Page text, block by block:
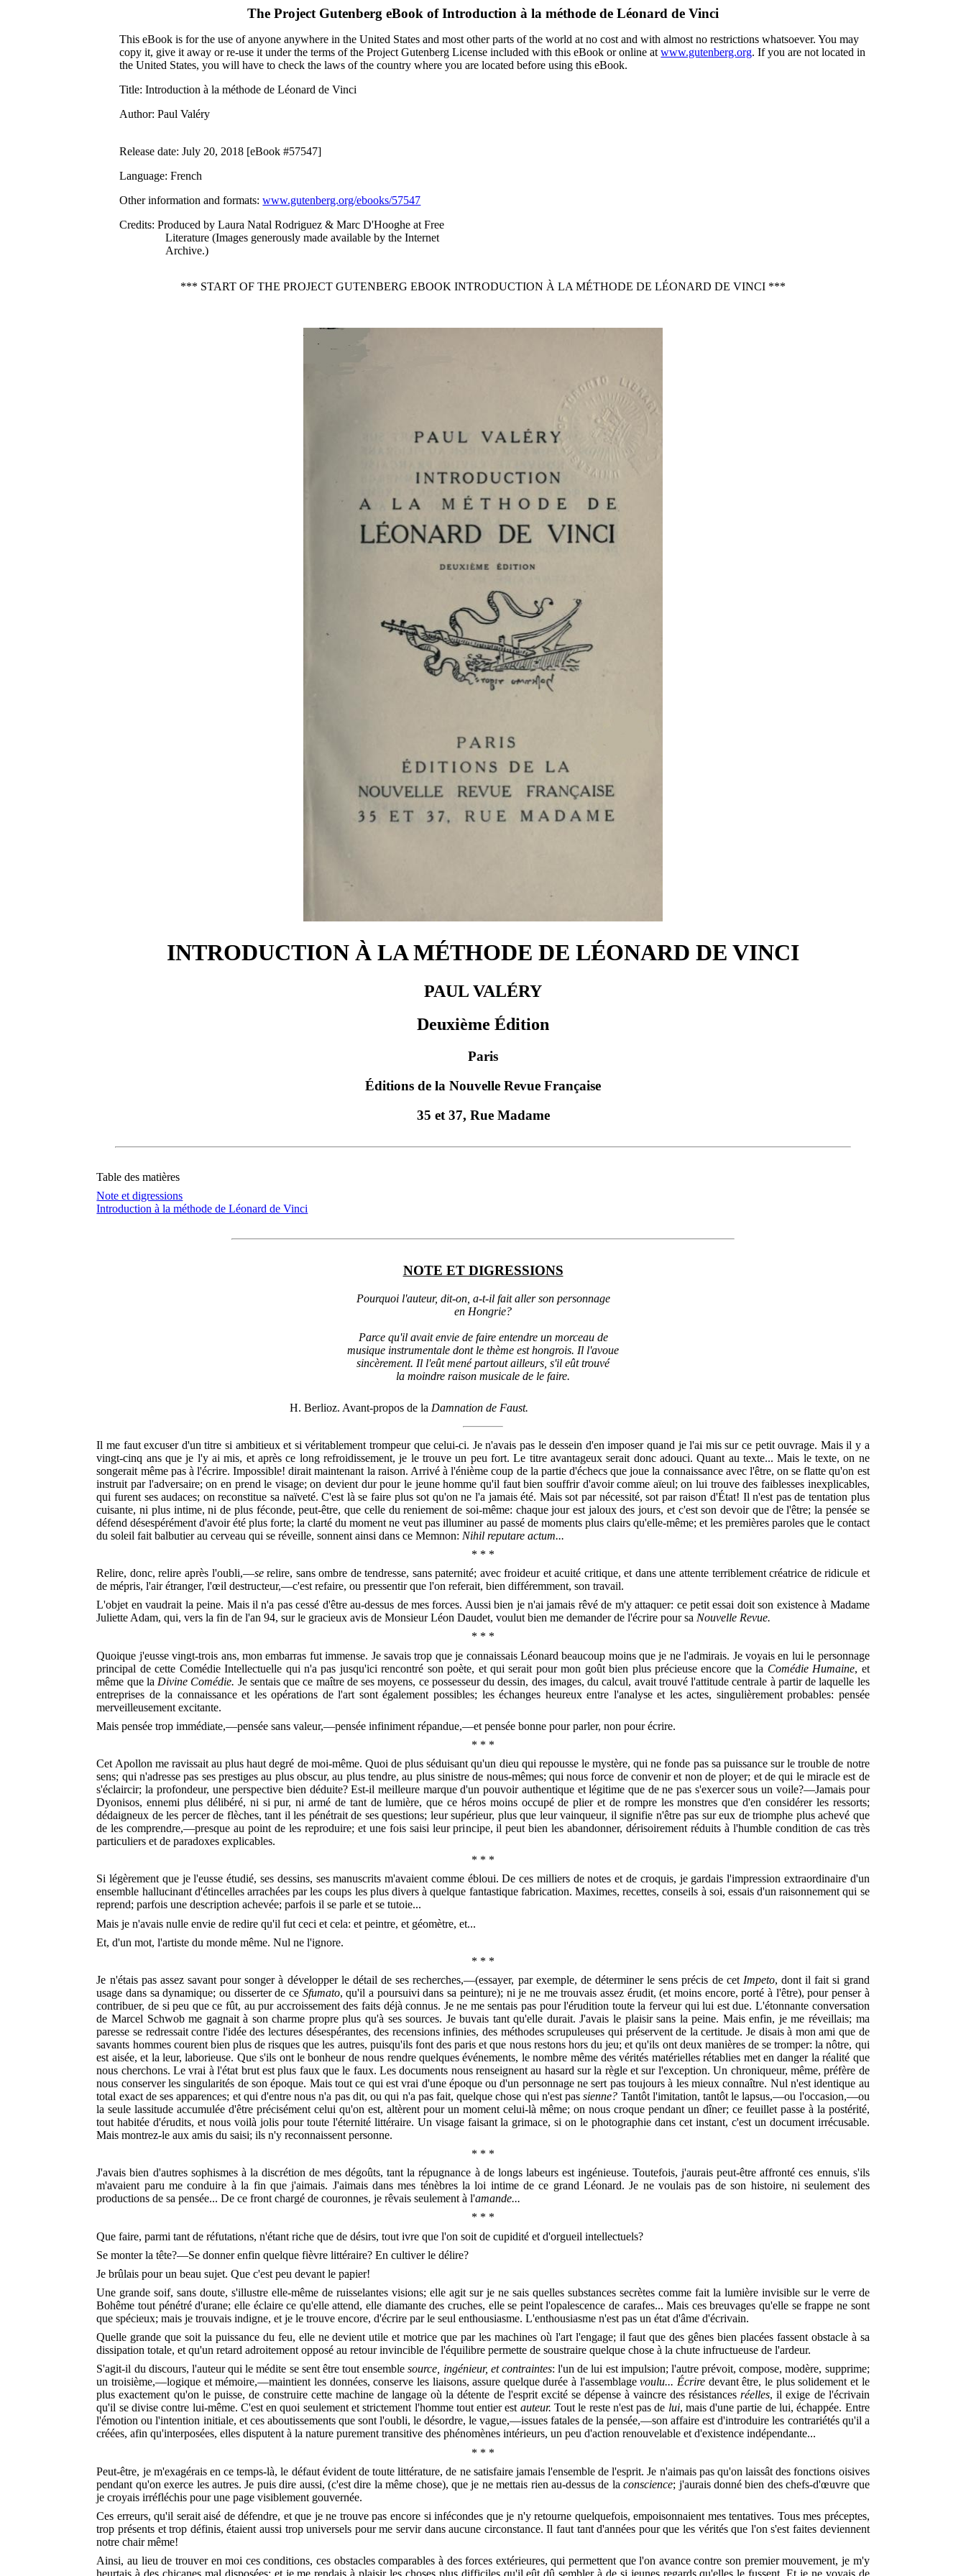
The Project Gutenberg eBook ofIntroduction à la méthode de Léonard de Vinci
This eBook is for the use of anyone anywhere in the United States and most other parts of the world at no cost and with almost no restrictions whatsoever. You may
copy it, give it away or re-use it under the terms of the Project Gutenberg License included with this eBook or online atwww.gutenberg.org. If you are not located in
the United States, you will have to check the laws of the country where you are located before using this eBook.
Title: Introduction à la méthode de Léonard de Vinci
Author: Paul Valéry
Release date: July 20, 2018 [eBook #57547]
Language: French
Other information and formats:www.gutenberg.org/ebooks/57547
Credits: Produced by Laura Natal Rodriguez & Marc D'Hooghe at Free
Literature (Images generously made available by the Internet
Archive.)
*** START OF THE PROJECT GUTENBERG EBOOK INTRODUCTION À LA MÉTHODE DE LÉONARD DE VINCI ***
INTRODUCTION À LA MÉTHODE DE LÉONARD DE VINCI
PAUL VALÉRY
Deuxième Édition
Paris
Éditions de la Nouvelle Revue Française
35 et 37, Rue Madame
Table des matières
Note et digressions
Introduction à la méthode de Léonard de Vinci
NOTE ET DIGRESSIONS
Pourquoi l'auteur, dit-on, a-t-il fait aller son personnage
en Hongrie?
Parce qu'il avait envie de faire entendre un morceau de
musique instrumentale dont le thème est hongrois. Il l'avoue
sincèrement. Il l'eût mené partout ailleurs, s'il eût trouvé
la moindre raison musicale de le faire.
H. Berlioz. Avant-propos de la Damnation de Faust.
Il me faut excuser d'un titre si ambitieux et si véritablement trompeur que celui-ci. Je n'avais pas le dessein d'en imposer quand je l'ai mis sur ce petit ouvrage. Mais il y a
vingt-cinq ans que je l'y ai mis, et après ce long refroidissement, je le trouve un peu fort. Le titre avantageux serait donc adouci. Quant au texte... Mais le texte, on ne
songerait même pas à l'écrire. Impossible! dirait maintenant la raison. Arrivé à l'énième coup de la partie d'échecs que joue la connaissance avec l'être, on se flatte qu'on est
instruit par l'adversaire; on en prend le visage; on devient dur pour le jeune homme qu'il faut bien souffrir d'avoir comme aïeul; on lui trouve des faiblesses inexplicables,
qui furent ses audaces; on reconstitue sa naïveté. C'est là se faire plus sot qu'on ne l'a jamais été. Mais sot par nécessité, sot par raison d'État! Il n'est pas de tentation plus
cuisante, ni plus intime, ni de plus féconde, peut-être, que celle du reniement de soi-même: chaque jour est jaloux des jours, et c'est son devoir que de l'être; la pensée se
défend désespérément d'avoir été plus forte; la clarté du moment ne veut pas illuminer au passé de moments plus clairs qu'elle-même; et les premières paroles que le contact
du soleil fait balbutier au cerveau qui se réveille, sonnent ainsi dans ce Memnon: Nihil reputare actum...
* * *
Relire, donc, relire après l'oubli,—serelire, sans ombre de tendresse, sans paternité; avec froideur et acuité critique, et dans une attente terriblement créatrice de ridicule et
de mépris, l'air étranger, l'œil destructeur,—c'est refaire, ou pressentir que l'on referait, bien différemment, son travail.
L'objet en vaudrait la peine. Mais il n'a pas cessé d'être au-dessus de mes forces. Aussi bien je n'ai jamais rêvé de m'y attaquer: ce petit essai doit son existence à Madame
Juliette Adam, qui, vers la fin de l'an 94, sur le gracieux avis de Monsieur Léon Daudet, voulut bien me demander de l'écrire pour sa Nouvelle Revue.
* * *
Quoique j'eusse vingt-trois ans, mon embarras fut immense. Je savais trop que je connaissais Léonard beaucoup moins que je ne l'admirais. Je voyais en lui le personnage
principal de cette Comédie Intellectuelle qui n'a pas jusqu'ici rencontré son poète, et qui serait pour mon goût bien plus précieuse encore que la Comédie Humaine, et
même que la Divine Comédie. Je sentais que ce maître de ses moyens, ce possesseur du dessin, des images, du calcul, avait trouvé l'attitude centrale à partir de laquelle les
entreprises de la connaissance et les opérations de l'art sont également possibles; les échanges heureux entre l'analyse et les actes, singulièrement probables: pensée
merveilleusement excitante.
Mais pensée trop immédiate,—pensée sans valeur,—pensée infiniment répandue,—et pensée bonne pour parler, non pour écrire.
* * *
Cet Apollon me ravissait au plus haut degré de moi-même. Quoi de plus séduisant qu'un dieu qui repousse le mystère, qui ne fonde pas sa puissance sur le trouble de notre
sens; qui n'adresse pas ses prestiges au plus obscur, au plus tendre, au plus sinistre de nous-mêmes; qui nous force de convenir et non de ployer; et de qui le miracle est de
s'éclaircir; la profondeur, une perspective bien déduite? Est-il meilleure marque d'un pouvoir authentique et légitime que de ne pas s'exercer sous un voile?—Jamais pour
Dyonisos, ennemi plus délibéré, ni si pur, ni armé de tant de lumière, que ce héros moins occupé de plier et de rompre les monstres que d'en considérer les ressorts;
dédaigneux de les percer de flèches, tant il les pénétrait de ses questions; leur supérieur, plus que leur vainqueur, il signifie n'être pas sur eux de triomphe plus achevé que
de les comprendre,—presque au point de les reproduire; et une fois saisi leur principe, il peut bien les abandonner, dérisoirement réduits à l'humble condition de cas très
particuliers et de paradoxes explicables.
* * *
Si légèrement que je l'eusse étudié, ses dessins, ses manuscrits m'avaient comme ébloui. De ces milliers de notes et de croquis, je gardais l'impression extraordinaire d'un
ensemble hallucinant d'étincelles arrachées par les coups les plus divers à quelque fantastique fabrication. Maximes, recettes, conseils à soi, essais d'un raisonnement qui se
reprend; parfois une description achevée; parfois il se parle et se tutoie...
Mais je n'avais nulle envie de redire qu'il fut ceci et cela: et peintre, et géomètre, et...
Et, d'un mot, l'artiste du monde même. Nul ne l'ignore.
* * *
Je n'étais pas assez savant pour songer à développer le détail de ses recherches,—(essayer, par exemple, de déterminer le sens précis de cet Impeto, dont il fait si grand
usage dans sa dynamique; ou disserter de ce Sfumato, qu'il a poursuivi dans sa peinture); ni je ne me trouvais assez érudit, (et moins encore, porté à l'être), pour penser à
contribuer, de si peu que ce fût, au pur accroissement des faits déjà connus. Je ne me sentais pas pour l'érudition toute la ferveur qui lui est due. L'étonnante conversation
de Marcel Schwob me gagnait à son charme propre plus qu'à ses sources. Je buvais tant qu'elle durait. J'avais le plaisir sans la peine. Mais enfin, je me réveillais; ma
paresse se redressait contre l'idée des lectures désespérantes, des recensions infinies, des méthodes scrupuleuses qui préservent de la certitude. Je disais à mon ami que de
savants hommes courent bien plus de risques que les autres, puisqu'ils font des paris et que nous restons hors du jeu; et qu'ils ont deux manières de se tromper: la nôtre, qui
est aisée, et la leur, laborieuse. Que s'ils ont le bonheur de nous rendre quelques événements, le nombre même des vérités matérielles rétablies met en danger la réalité que
nous cherchons. Le vrai à l'état brut est plus faux que le faux. Les documents nous renseignent au hasard sur la règle et sur l'exception. Un chroniqueur, même, préfère de
nous conserver les singularités de son époque. Mais tout ce qui est vrai d'une époque ou d'un personnage ne sert pas toujours à les mieux connaître. Nul n'est identique au
total exact de ses apparences; et qui d'entre nous n'a pas dit, ou qui n'a pas fait, quelque chose qui n'est passienne? Tantôt l'imitation, tantôt le lapsus,—ou l'occasion,—ou
la seule lassitude accumulée d'être précisément celui qu'on est, altèrent pour un moment celui-là même; on nous croque pendant un dîner; ce feuillet passe à la postérité,
tout habitée d'érudits, et nous voilà jolis pour toute l'éternité littéraire. Un visage faisant la grimace, si on le photographie dans cet instant, c'est un document irrécusable.
Mais montrez-le aux amis du saisi; ils n'y reconnaissent personne.
* * *
J'avais bien d'autres sophismes à la discrétion de mes dégoûts, tant la répugnance à de longs labeurs est ingénieuse. Toutefois, j'aurais peut-être affronté ces ennuis, s'ils
m'avaient paru me conduire à la fin que j'aimais. J'aimais dans mes ténèbres la loi intime de ce grand Léonard. Je ne voulais pas de son histoire, ni seulement des
productions de sa pensée... De ce front chargé de couronnes, je rêvais seulement à l'amande...
* * *
Que faire, parmi tant de réfutations, n'étant riche que de désirs, tout ivre que l'on soit de cupidité et d'orgueil intellectuels?
Se monter la tête?—Se donner enfin quelque fièvre littéraire? En cultiver le délire?
Je brûlais pour un beau sujet. Que c'est peu devant le papier!
Une grande soif, sans doute, s'illustre elle-même de ruisselantes visions; elle agit sur je ne sais quelles substances secrètes comme fait la lumière invisible sur le verre de
Bohême tout pénétré d'urane; elle éclaire ce qu'elle attend, elle diamante des cruches, elle se peint l'opalescence de carafes... Mais ces breuvages qu'elle se frappe ne sont
que spécieux; mais je trouvais indigne, et je le trouve encore, d'écrire par le seul enthousiasme. L'enthousiasme n'est pas un état d'âme d'écrivain.
Quelle grande que soit la puissance du feu, elle ne devient utile et motrice que par les machines où l'art l'engage; il faut que des gênes bien placées fassent obstacle à sa
dissipation totale, et qu'un retard adroitement opposé au retour invincible de l'équilibre permette de soustraire quelque chose à la chute infructueuse de l'ardeur.
S'agit-il du discours, l'auteur qui le médite se sent être tout ensemblesource, ingénieur, et contraintes: l'un de lui est impulsion; l'autre prévoit, compose, modère, supprime;
un troisième,—logique et mémoire,—maintient les données, conserve les liaisons, assure quelque durée à l'assemblagevoulu... Écrire devant être, le plus solidement et le
plus exactement qu'on le puisse, de construire cette machine de langage où la détente de l'esprit excité se dépense à vaincre des résistancesréelles, il exige de l'écrivain
qu'il se divise contre lui-même. C'est en quoi seulement et strictement l'homme tout entier est auteur. Tout le reste n'est pas de lui, mais d'une partie de lui, échappée. Entre
l'émotion ou l'intention initiale, et ces aboutissements que sont l'oubli, le désordre, le vague,—issues fatales de la pensée,—son affaire est d'introduire les contrariétés qu'il a
créées, afin qu'interposées, elles disputent à la nature purement transitive des phénomènes intérieurs, un peu d'action renouvelable et d'existence indépendante...
* * *
Peut-être, je m'exagérais en ce temps-là, le défaut évident de toute littérature, de ne satisfaire jamais l'ensemble de l'esprit. Je n'aimais pas qu'on laissât des fonctions oisives
pendant qu'on exerce les autres. Je puis dire aussi, (c'est dire la même chose), que je ne mettais rien au-dessus de laconscience; j'aurais donné bien des chefs-d'œuvre que
je croyais irréfléchis pour une page visiblement gouvernée.
Ces erreurs, qu'il serait aisé de défendre, et que je ne trouve pas encore si infécondes que je n'y retourne quelquefois, empoisonnaient mes tentatives. Tous mes préceptes,
trop présents et trop définis, étaient aussi trop universels pour me servir dans aucune circonstance. Il faut tant d'années pour que les vérités que l'on s'est faites deviennent
notre chair même!
Ainsi, au lieu de trouver en moi ces conditions, ces obstacles comparables à des forces extérieures, qui permettent que l'on avance contre son premier mouvement, je m'y
heurtais à des chicanes mal disposées; et je me rendais à plaisir les choses plus difficiles qu'il eût dû sembler à de si jeunes regards qu'elles le fussent. Et je ne voyais de